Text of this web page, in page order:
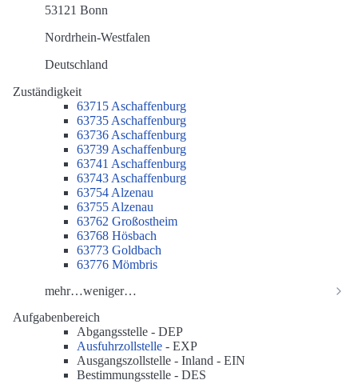
53121 Bonn
Nordrhein-Westfalen
Deutschland
Zuständigkeit
63715 Aschaffenburg
63735 Aschaffenburg
63736 Aschaffenburg
63739 Aschaffenburg
63741 Aschaffenburg
63743 Aschaffenburg
63754 Alzenau
63755 Alzenau
63762 Großostheim
63768 Hösbach
63773 Goldbach
63776 Mömbris
mehr…weniger…
Aufgabenbereich
Abgangsstelle - DEP
Ausfuhrzollstelle - EXP
Ausgangszollstelle - Inland - EIN
Bestimmungsstelle - DES